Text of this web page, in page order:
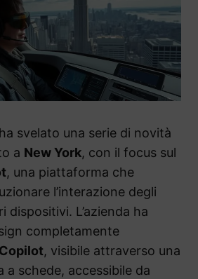
ha svelato una serie di novità
a New York, con il focus sul
, una piattaforma che
l’interazione degli
dispositivi. L’azienda ha
completamente
Copilot, visibile attraverso una
a schede, accessibile da